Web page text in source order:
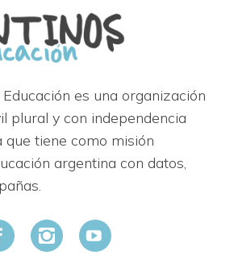
es una organización
plural y con independencia
tiene como misión
argentina con datos,